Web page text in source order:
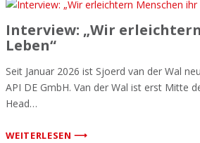
Interview: „Wir
Leben“
Seit Januar 2026 ist Sjoerd van der Wal
API DE GmbH. Van der Wal ist erst Mitte
Head…
WEITERLESEN ⟶